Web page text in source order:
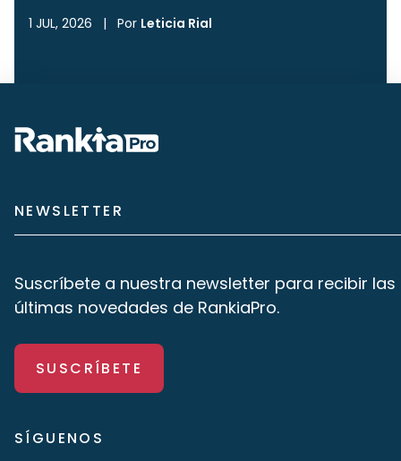
1 JUL, 2026 | Por Leticia Rial
NEWSLETTER
Suscríbete a nuestra newsletter para recibir las
últimas novedades de RankiaPro.
SUSCRÍBETE
SÍGUENOS